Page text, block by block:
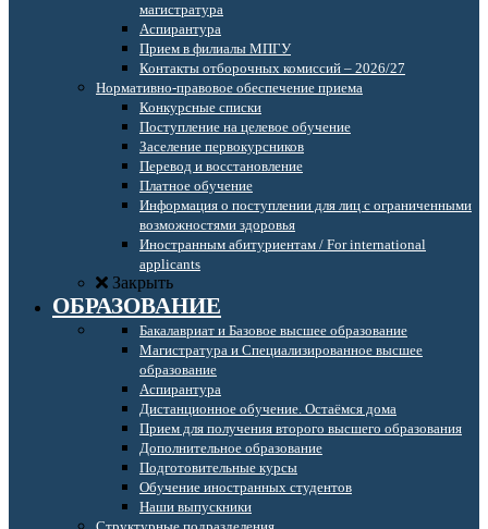
магистратура
Аспирантура
Прием в филиалы МПГУ
Контакты отборочных комиссий – 2026/27
Нормативно-правовое обеспечение приема
Конкурсные списки
Поступление на целевое обучение
Заселение первокурсников
Перевод и восстановление
Платное обучение
Информация о поступлении для лиц с ограниченными
возможностями здоровья
Иностранным абитуриентам / For international
applicants
Закрыть
ОБРАЗОВАНИЕ
Бакалавриат и Базовое высшее образование
Магистратура и Специализированное высшее
образование
Аспирантура
Дистанционное обучение. Остаёмся дома
Прием для получения второго высшего образования
Дополнительное образование
Подготовительные курсы
Обучение иностранных студентов
Наши выпускники